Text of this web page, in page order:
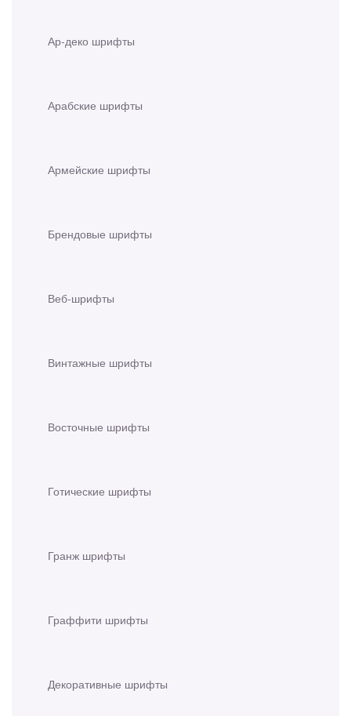
Ар-деко шрифты
Арабские шрифты
Армейские шрифты
Брендовые шрифты
Веб-шрифты
Винтажные шрифты
Восточные шрифты
Готические шрифты
Гранж шрифты
Граффити шрифты
Декоративные шрифты